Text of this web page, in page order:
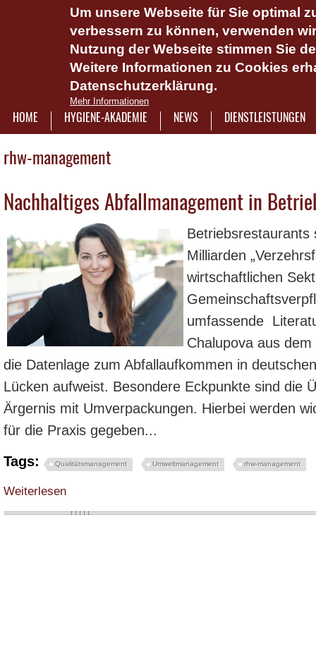
Um unsere Webseite für Sie optimal
verbessern zu können, verwenden
Nutzung der Webseite stimmen Sie
Weitere Informationen zu Cookies
Datenschutzerklärung.
Mehr Informationen
HOME HYGIENE-AKADEMIE NEWS DIENSTLEISTUNGEN
Das
Plattform
7921322
rhw-management
Nachhaltiges Abfallmanagement in
Betriebsrestaurants
Milliarden
wirtschaftlichen
umfassende
Chalupova aus
die Datenlage zum Abfallaufkommen in
Lücken aufweist. Besondere Eckpunkte sind die
Ärgernis mit Umverpackungen. Hierbei werden
für die Praxis gegeben...
Tags:
Qualitätsmanagement Umweltmanagement rhw-management
Weiterlesen